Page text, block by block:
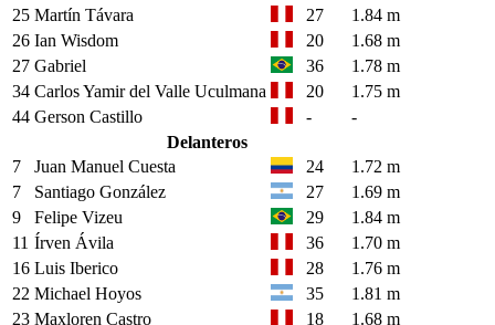
25 Martín Távara 27
1.84 m
26 Ian Wisdom 20
1.68 m
27 Gabriel 36
1.78 m
34 Carlos Yamir del Valle Uculmana 20
1.75 m
44 Gerson Castillo -
-
Delanteros
7
Juan Manuel Cuesta 24
1.72 m
7
Santiago González 27
1.69 m
9
Felipe Vizeu 29
1.84 m
11 Írven Ávila 36
1.70 m
16 Luis Iberico 28
1.76 m
22 Michael Hoyos 35
1.81 m
23 Maxloren Castro 18
1.68 m